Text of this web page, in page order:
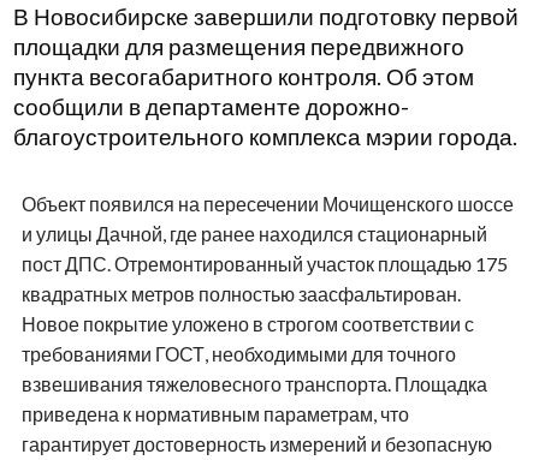
В Новосибирске завершили подготовку первой
площадки для размещения передвижного
пункта весогабаритного контроля. Об этом
сообщили в департаменте дорожно-
благоустроительного комплекса мэрии города.
Объект появился на пересечении Мочищенского шоссе
и улицы Дачной, где ранее находился стационарный
пост ДПС. Отремонтированный участок площадью 175
квадратных метров полностью заасфальтирован.
Новое покрытие уложено в строгом соответствии с
требованиями ГОСТ, необходимыми для точного
взвешивания тяжеловесного транспорта. Площадка
приведена к нормативным параметрам, что
гарантирует достоверность измерений и безопасную